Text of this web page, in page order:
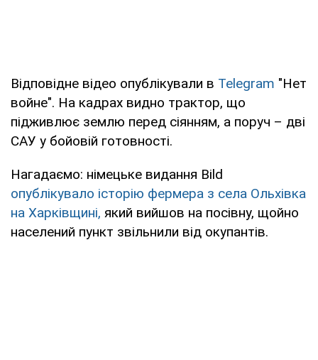
Відповідне відео опублікували в Telegram "Нет
войне". На кадрах видно трактор, що
підживлює землю перед сіянням, а поруч – дві
САУ у бойовій готовності.
Нагадаємо: німецьке видання Bild
опублікувало історію фермера з села Ольхівка
на Харківщині, який вийшов на посівну, щойно
населений пункт звільнили від окупантів.